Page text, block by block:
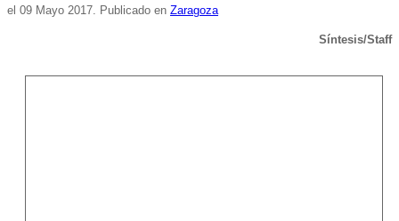
el 09 Mayo 2017. Publicado en Zaragoza
Síntesis/Staff